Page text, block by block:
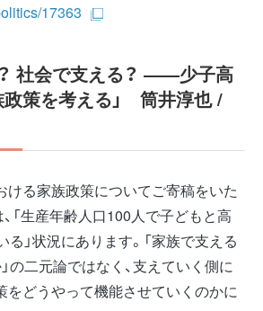
17363
社会で支える？ ――少子高
策を考える」 筒井淳也 /
ける家族政策についてご寄稿をいた
「生産年齢人口100人で子どもと高
」状況にあります。「家族で支える
の二元論ではなく、支えていく側に
をどうやって機能させていくのかに